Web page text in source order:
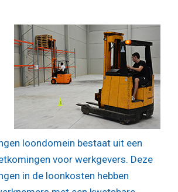
loondomein bestaat uit een
voor werkgevers. Deze
in de loonkosten hebben